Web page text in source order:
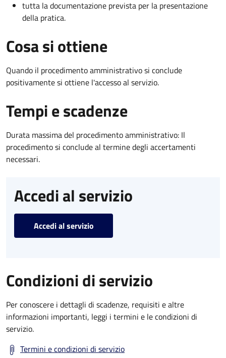
tutta la documentazione prevista per la presentazione
della pratica.
Cosa si ottiene
Quando il procedimento amministrativo si conclude
positivamente si ottiene l'accesso al servizio.
Tempi e scadenze
Durata massima del procedimento amministrativo: Il
procedimento si conclude al termine degli accertamenti
necessari.
Accedi al servizio
Accedi al servizio
Condizioni di servizio
Per conoscere i dettagli di scadenze, requisiti e altre
informazioni importanti, leggi i termini e le condizioni di
servizio.
Termini e condizioni di servizio